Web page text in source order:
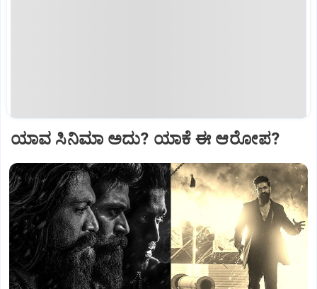
ಯಾವ ಸಿನಿಮಾ ಅದು? ಯಾಕೆ ಈ ಆರೋಪ?